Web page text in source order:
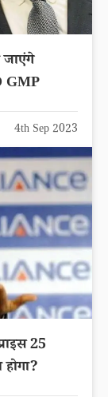
GMP
4th Sep 2023
25